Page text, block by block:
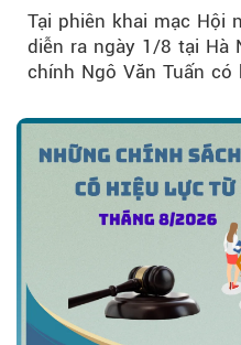
Tại phiên khai mạc Hội
diễn ra ngày 1/8 tại Hà
chính Ngô Văn Tuấn